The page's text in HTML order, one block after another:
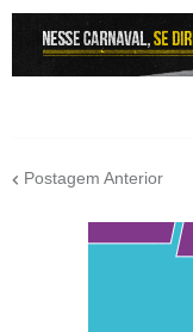
Postagem Anterior